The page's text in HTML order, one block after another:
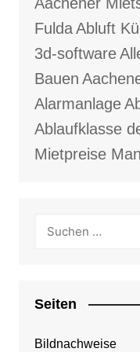
FuldaAbluft
3d-software
Bauen
Alarmanlage
Ablaufklasse
Mietpreise
Seiten
Bildnachweise